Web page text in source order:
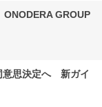
GROUP
意思決定へ 新ガイ